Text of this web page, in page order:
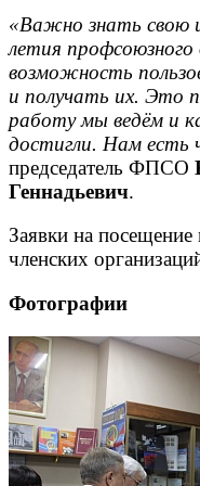
«Важно знать свою
летия
возможность
и получать их. Это
работу мы ведём и
достигли. Нам есть
председатель ФПСО
Геннадьевич.
Заявки на
членских
Фотографии